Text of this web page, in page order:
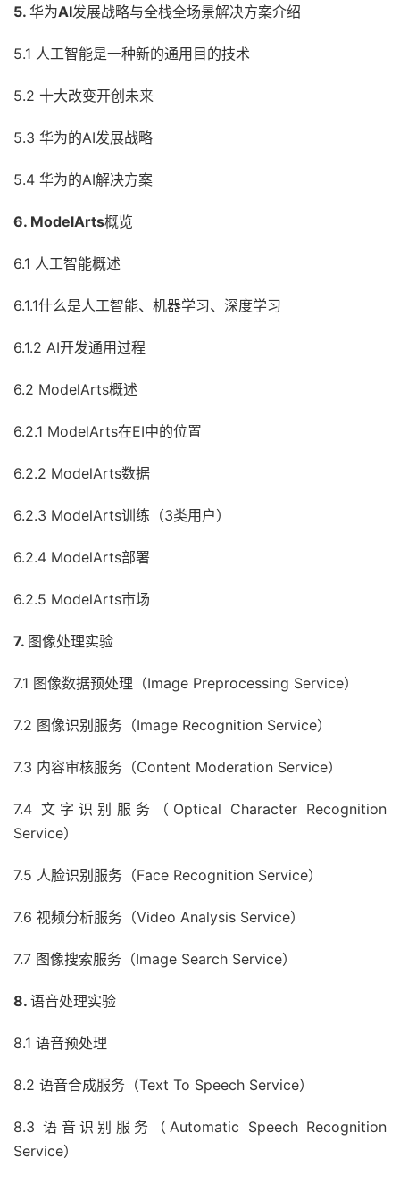
5. 华为AI发展战略与全栈全场景解决方案介绍
5.1 人工智能是一种新的通用目的技术
5.2 十大改变开创未来
5.3 华为的AI发展战略
5.4 华为的AI解决方案
6. ModelArts概览
6.1 人工智能概述
6.1.1什么是人工智能、机器学习、深度学习
6.1.2 AI开发通用过程
6.2 ModelArts概述
6.2.1 ModelArts在EI中的位置
6.2.2 ModelArts数据
6.2.3 ModelArts训练（3类用户）
6.2.4 ModelArts部署
6.2.5 ModelArts市场
7. 图像处理实验
7.1 图像数据预处理（Image Preprocessing Service）
7.2 图像识别服务（Image Recognition Service）
7.3 内容审核服务（Content Moderation Service）
7.4 文字识别服务（Optical Character Recognition
Service）
7.5 人脸识别服务（Face Recognition Service）
7.6 视频分析服务（Video Analysis Service）
7.7 图像搜索服务（Image Search Service）
8. 语音处理实验
8.1 语音预处理
8.2 语音合成服务（Text To Speech Service）
8.3 语音识别服务（Automatic Speech Recognition
Service）